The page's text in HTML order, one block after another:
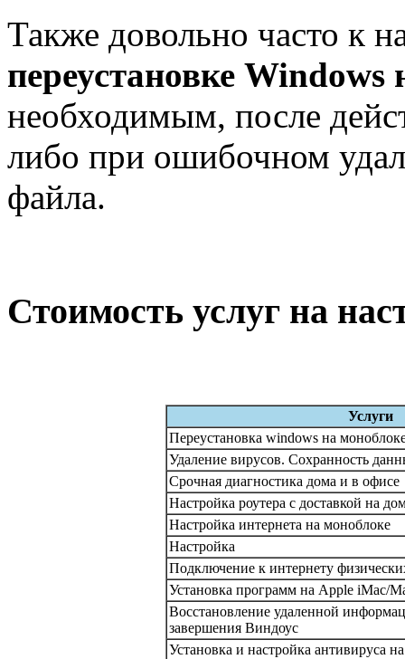
Также довольно часто к
переустановке Windows
необходимым, после
либо при ошибочном
файла.
Стоимость услуг на
Услуги
Переустановка windows на
Удаление вирусов. Сохранность
Срочная диагностика дома и в офисе
Настройка роутера с доставкой на
Настройка интернета на моноблоке
Настройка
Подключение к интернету
Установка программ на Apple iMac/
Восстановление удаленной
завершения Виндоус
Установка и настройка антивируса